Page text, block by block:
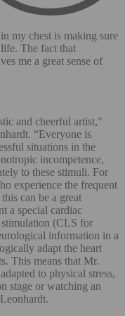
my chest is making sure
The fact that
me a great sense of
and cheerful artist,"
“Everyone is
situations in the
incompetence,
to these stimuli. For
experience the frequent
can be a great
a special cardiac
(CLS for
information in a
adapt the heart
This means that Mr.
to physical stress,
stage or watching an